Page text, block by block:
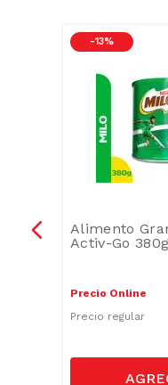
-13 %
Alimento
Activ-Go 380g
Precio Online
Precio regular